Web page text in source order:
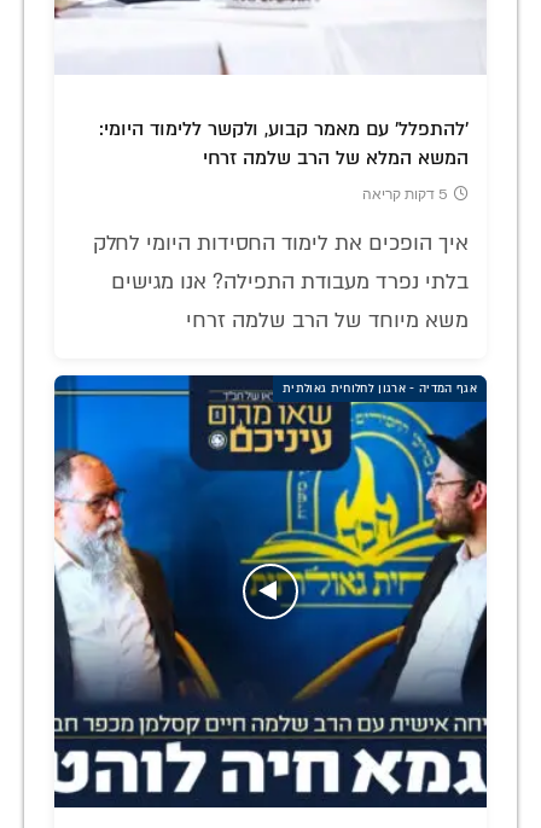
'להתפלל' עם מאמר קבוע, ולקשר ללימוד היומי:
המשא המלא של הרב שלמה זרחי
5 דקות קריאה
איך הופכים את לימוד החסידות היומי לחלק
בלתי נפרד מעבודת התפילה? אנו מגישים
משא מיוחד של הרב שלמה זרחי
אגף המדיה - ארגון לחלוחית גאולתית